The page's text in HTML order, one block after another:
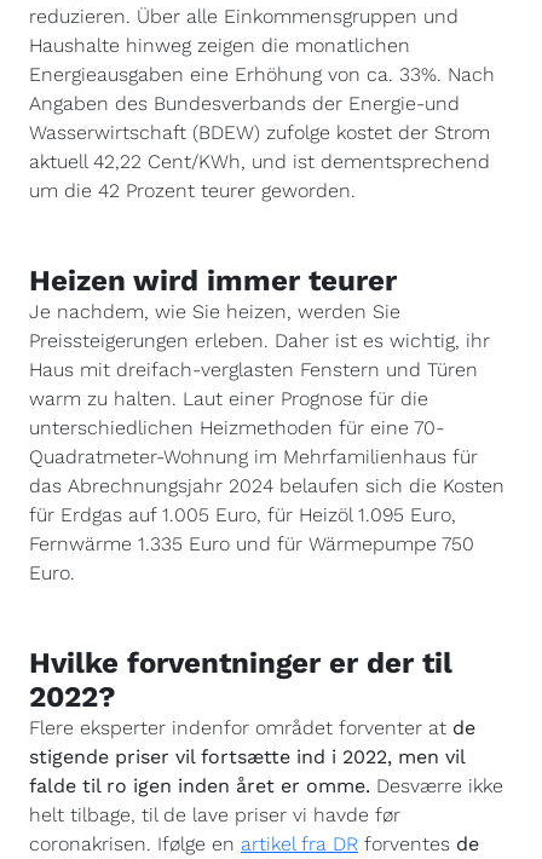
reduzieren. Über alle Einkommensgruppen und
Haushalte hinweg zeigen die monatlichen
Energieausgaben eine Erhöhung von ca. 33%. Nach
Angaben des Bundesverbands der Energie-und
Wasserwirtschaft (BDEW) zufolge kostet der Strom
aktuell 42,22 Cent/KWh, und ist dementsprechend
um die 42 Prozent teurer geworden.
Heizen wird immer teurer
Je nachdem, wie Sie heizen, werden Sie
Preissteigerungen erleben. Daher ist es wichtig, ihr
Haus mit dreifach-verglasten Fenstern und Türen
warm zu halten. Laut einer Prognose für die
unterschiedlichen Heizmethoden für eine 70-
Quadratmeter-Wohnung im Mehrfamilienhaus für
das Abrechnungsjahr 2024 belaufen sich die Kosten
für Erdgas auf 1.005 Euro, für Heizöl 1.095 Euro,
Fernwärme 1.335 Euro und für Wärmepumpe 750
Euro.
Hvilke forventninger er der til
2022?
Flere eksperter indenfor området forventer at de
stigende priser vil fortsætte ind i 2022, men vil
falde til ro igen inden året er omme. Desværre ikke
helt tilbage, til de lave priser vi havde før
coronakrisen. Ifølge en artikel fra DR forventes de